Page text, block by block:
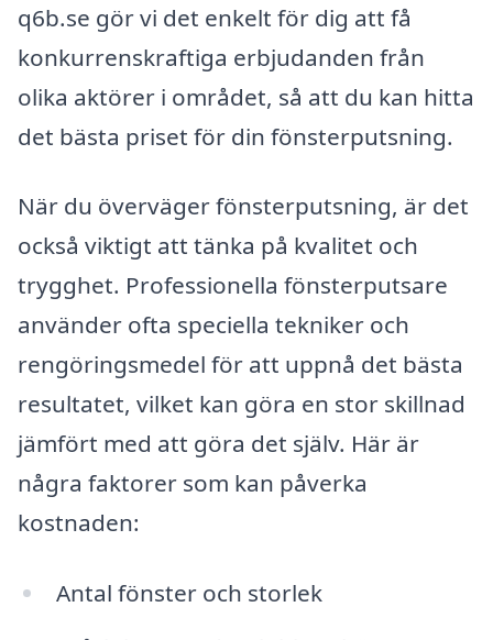
q6b.se gör vi det enkelt för dig att få
konkurrenskraftiga erbjudanden från
olika aktörer i området, så att du kan hitta
det bästa priset för din fönsterputsning.
När du överväger fönsterputsning, är det
också viktigt att tänka på kvalitet och
trygghet. Professionella fönsterputsare
använder ofta speciella tekniker och
rengöringsmedel för att uppnå det bästa
resultatet, vilket kan göra en stor skillnad
jämfört med att göra det själv. Här är
några faktorer som kan påverka
kostnaden:
Antal fönster och storlek